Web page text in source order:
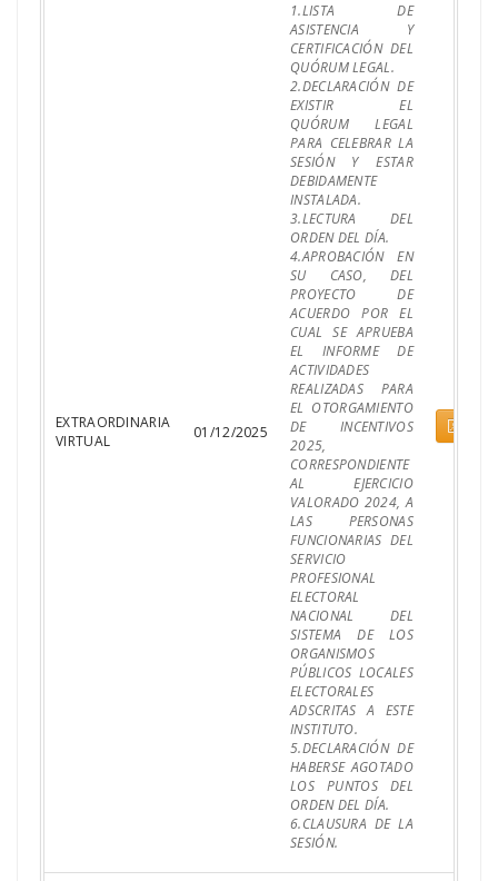
EXTRAORDINARIA
VIRTUAL
01/12/2025
1.LISTA DE
ASISTENCIA Y
CERTIFICACIÓN DEL
QUÓRUM LEGAL.
2.DECLARACIÓN DE
EXISTIR EL
QUÓRUM LEGAL
PARA CELEBRAR LA
SESIÓN Y ESTAR
DEBIDAMENTE
INSTALADA.
3.LECTURA DEL
ORDEN DEL DÍA.
4.APROBACIÓN EN
SU CASO, DEL
PROYECTO DE
ACUERDO POR EL
CUAL SE APRUEBA
EL INFORME DE
ACTIVIDADES
REALIZADAS PARA
EL OTORGAMIENTO
DE INCENTIVOS
2025,
CORRESPONDIENTE
AL EJERCICIO
VALORADO 2024, A
LAS PERSONAS
FUNCIONARIAS DEL
SERVICIO
PROFESIONAL
ELECTORAL
NACIONAL DEL
SISTEMA DE LOS
ORGANISMOS
PÚBLICOS LOCALES
ELECTORALES
ADSCRITAS A ESTE
INSTITUTO.
5.DECLARACIÓN DE
HABERSE AGOTADO
LOS PUNTOS DEL
ORDEN DEL DÍA.
6.CLAUSURA DE LA
SESIÓN.